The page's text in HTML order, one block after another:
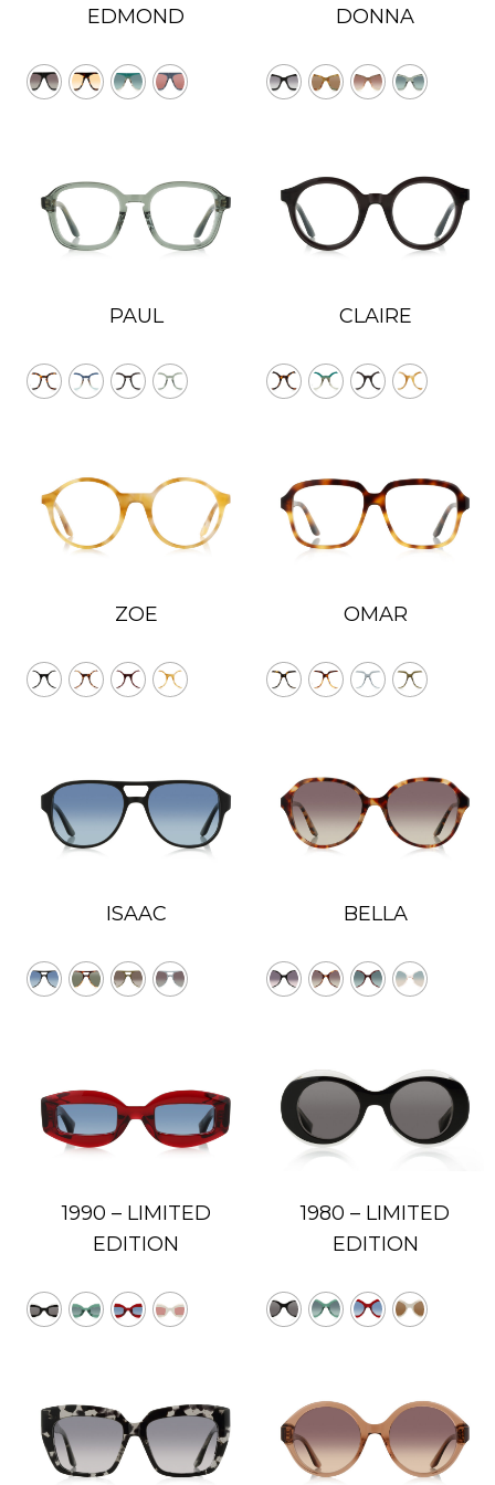
Grün mit Silber Spiegel
Grün Polarisiert
Grün Verlauf
Verlauf
Verlauf Violet
Violet
EDMOND DONNA
PAUL CLAIRE
ZOE OMAR
ISAAC BELLA
1990 – LIMITED
EDITION
1980 – LIMITED
EDITION